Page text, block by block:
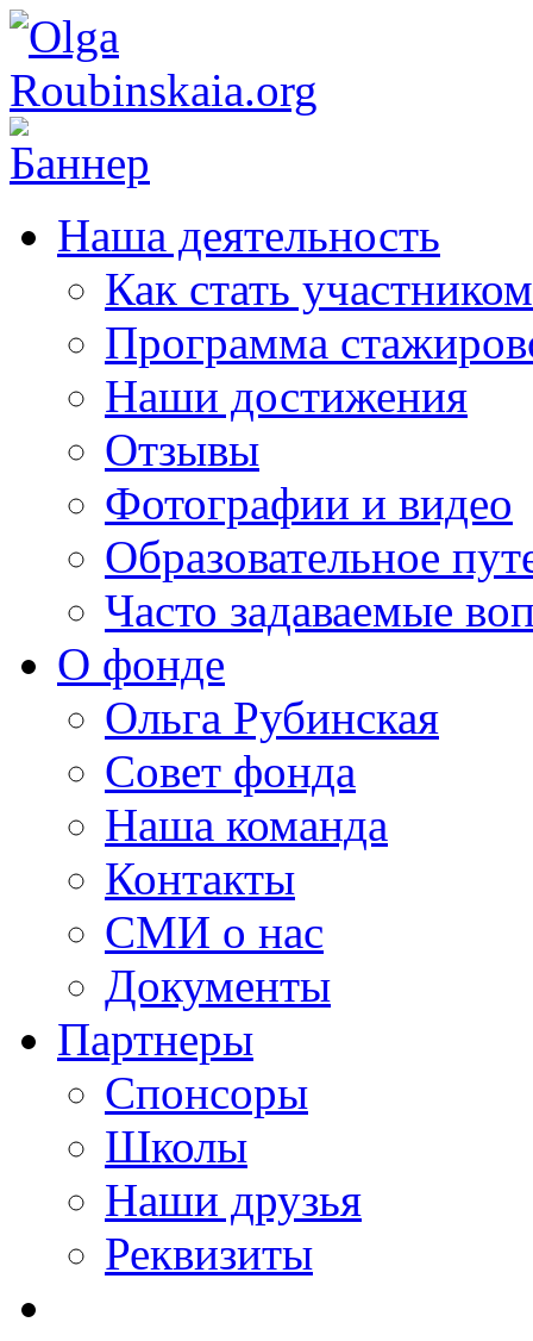
Наша деятельность
Как стать участником
Программа
Наши достижения
Отзывы
Фотографии и видео
Образовательное
Часто задаваемые
О фонде
Ольга Рубинская
Совет фонда
Наша команда
Контакты
СМИ о нас
Документы
Партнеры
Спонсоры
Школы
Наши друзья
Реквизиты